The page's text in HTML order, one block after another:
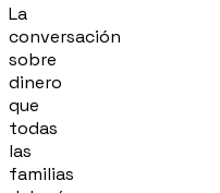
La
conversación
sobre
dinero
que
todas
las
familias